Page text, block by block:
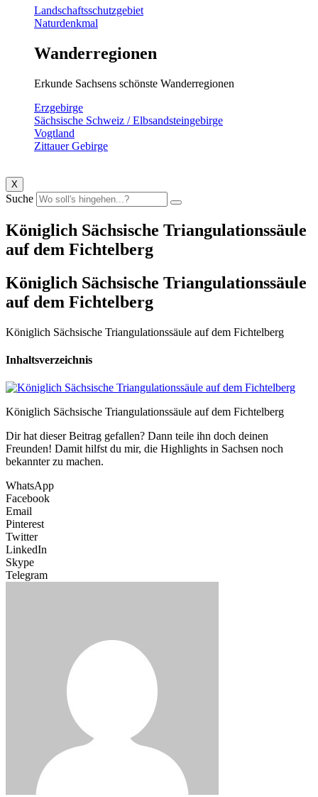
Landschaftsschutzgebiet
Naturdenkmal
Wanderregionen
Erkunde Sachsens schönste Wanderregionen
Erzgebirge
Sächsische Schweiz / Elbsandsteingebirge
Vogtland
Zittauer Gebirge
X
Suche
Königlich Sächsische Triangulationssäule
auf dem Fichtelberg
Königlich Sächsische Triangulationssäule
auf dem Fichtelberg
Königlich Sächsische Triangulationssäule auf dem Fichtelberg
Inhaltsverzeichnis
Königlich Sächsische Triangulationssäule auf dem Fichtelberg
Dir hat dieser Beitrag gefallen? Dann teile ihn doch deinen
Freunden! Damit hilfst du mir, die Highlights in Sachsen noch
bekannter zu machen.
WhatsApp
Facebook
Email
Pinterest
Twitter
LinkedIn
Skype
Telegram